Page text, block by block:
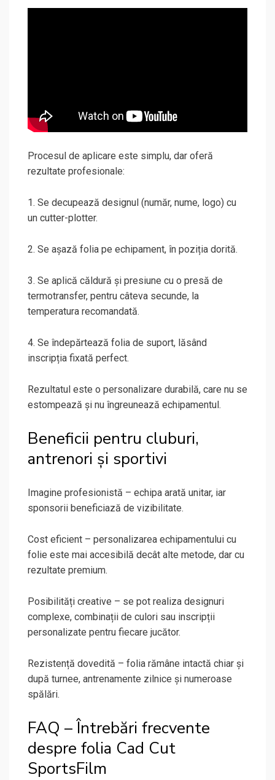
Procesul de aplicare este simplu, dar oferă
rezultate profesionale:
1. Se decupează designul (număr, nume, logo) cu
un cutter-plotter.
2. Se așază folia pe echipament, în poziția dorită.
3. Se aplică căldură și presiune cu o presă de
termotransfer, pentru câteva secunde, la
temperatura recomandată.
4. Se îndepărtează folia de suport, lăsând
inscripția fixată perfect.
Rezultatul este o personalizare durabilă, care nu se
estompează și nu îngreunează echipamentul.
Beneficii pentru cluburi,
antrenori și sportivi
Imagine profesionistă – echipa arată unitar, iar
sponsorii beneficiază de vizibilitate.
Cost eficient – personalizarea echipamentului cu
folie este mai accesibilă decât alte metode, dar cu
rezultate premium.
Posibilități creative – se pot realiza designuri
complexe, combinații de culori sau inscripții
personalizate pentru fiecare jucător.
Rezistență dovedită – folia rămâne intactă chiar și
după turnee, antrenamente zilnice și numeroase
spălări.
FAQ – Întrebări frecvente
despre folia Cad Cut
SportsFilm